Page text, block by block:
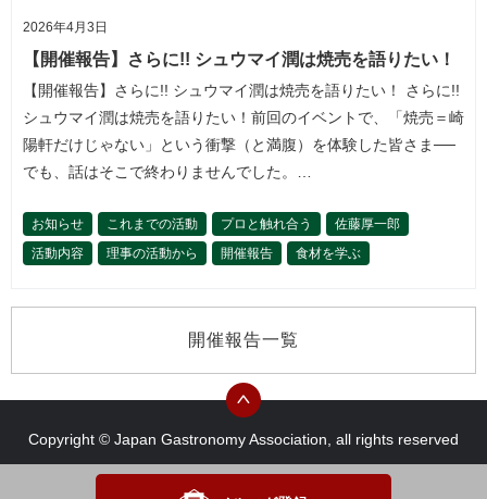
2026年4月3日
【開催報告】さらに!! シュウマイ潤は焼売を語りたい！
【開催報告】さらに!! シュウマイ潤は焼売を語りたい！ さらに!!
シュウマイ潤は焼売を語りたい！前回のイベントで、「焼売＝崎
陽軒だけじゃない」という衝撃（と満腹）を体験した皆さま──
でも、話はそこで終わりませんでした。…
お知らせ これまでの活動 プロと触れ合う
佐藤厚一郎
活動内容
理事の活動から 開催報告 食材を学ぶ
開催報告一覧
Copyright © Japan Gastronomy Association, all rights reserved